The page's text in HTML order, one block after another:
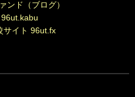
ド（ブログ）
サイト 96ut.fx